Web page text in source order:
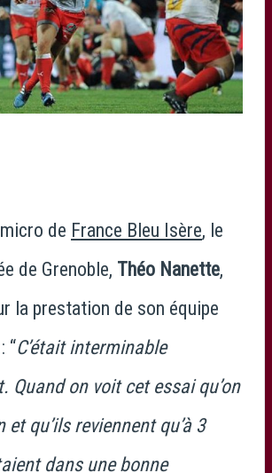
de France Bleu Isère, le
de Grenoble, Théo Nanette,
la prestation de son équipe
“C’était interminable
Quand on voit cet essai qu’on
qu’ils reviennent qu’à 3
dans une bonne